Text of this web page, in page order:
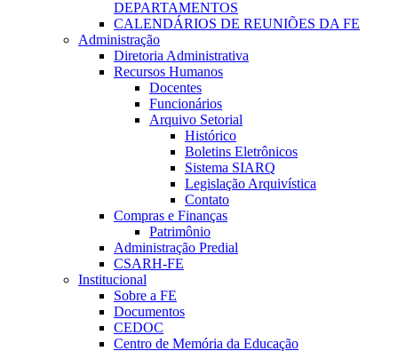
DEPARTAMENTOS
CALENDÁRIOS DE REUNIÕES DA FE
Administração
Diretoria Administrativa
Recursos Humanos
Docentes
Funcionários
Arquivo Setorial
Histórico
Boletins Eletrônicos
Sistema SIARQ
Legislação Arquivística
Contato
Compras e Finanças
Patrimônio
Administração Predial
CSARH-FE
Institucional
Sobre a FE
Documentos
CEDOC
Centro de Memória da Educação